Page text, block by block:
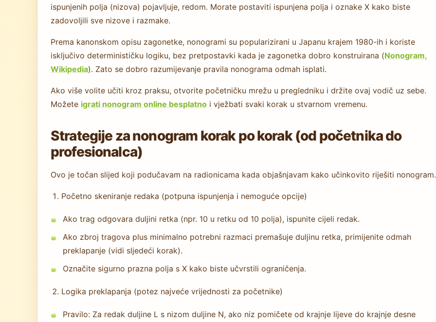
ispunjenih polja (nizova) pojavljuje, redom. Morate postaviti ispunjena polja i oznake X kako biste
zadovoljili sve nizove i razmake.
Prema kanonskom opisu zagonetke, nonogrami su popularizirani u Japanu krajem 1980-ih i koriste
isključivo determinističku logiku, bez pretpostavki kada je zagonetka dobro konstruirana (Nonogram,
Wikipedia). Zato se dobro razumijevanje pravila nonograma odmah isplati.
Ako više volite učiti kroz praksu, otvorite početničku mrežu u pregledniku i držite ovaj vodič uz sebe.
Možete igrati nonogram online besplatnoi vježbati svaki korak u stvarnom vremenu.
Strategije za nonogram korak po korak (od početnika do
profesionalca)
Ovo je točan slijed koji podučavam na radionicama kada objašnjavam kako učinkovito riješiti nonogram.
Početno skeniranje redaka (potpuna ispunjenja i nemoguće opcije)
Ako trag odgovara duljini retka (npr. 10 u retku od 10 polja), ispunite cijeli redak.
Ako zbroj tragova plus minimalno potrebni razmaci premašuje duljinu retka, primijenite odmah
preklapanje (vidi sljedeći korak).
Označite sigurno prazna polja s X kako biste učvrstili ograničenja.
Logika preklapanja (potez najveće vrijednosti za početnike)
Pravilo: Za redak duljine L s nizom duljine N, ako niz pomičete od krajnje lijeve do krajnje desne